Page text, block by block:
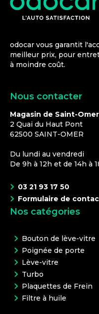
odocar vous garantit
meilleur prix, pour
à moindre coût.
Nous contacter
Magasin de Saint-Omer
2 Quai du Haut Pont
62500 SAINT-OMER
Du lundi au vendredi
De 9h à 12h et de 14h à
03 21 93 17 50
Formulaire de
Nos catégories
Bouton de lève-vitre
Poignée de porte
Lève-vitre
Turbo
Plaquettes de Frein
Filtre à huile